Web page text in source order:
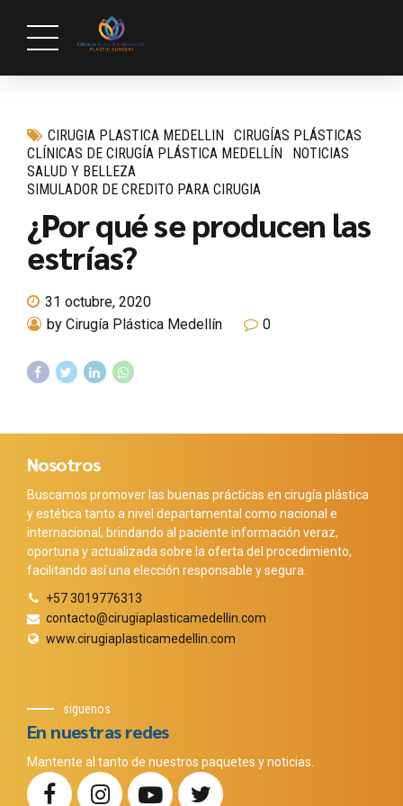
CIRUGIA PLASTICA MEDELLIN
CIRUGÍAS PLÁSTICAS
CLÍNICAS DE CIRUGÍA PLÁSTICA MEDELLÍN
NOTICIAS
SALUD Y BELLEZA
SIMULADOR DE CREDITO PARA CIRUGIA
¿Por qué se producen las
estrías?
31 octubre, 2020
by Cirugía Plástica Medellín
0
Nosotros
Buscamos promover las buenas prácticas en cirugía plástica
y estética tanto a nivel departamental como nacional e
internacional, brindando al paciente información veraz,
oportuna y actualizada sobre la oferta del procedimiento,
facilitando así una elección responsable y segura.
+57 3019776313
contacto@cirugiaplasticamedellin.com
www.cirugiaplasticamedellin.com
siguenos
En nuestras redes
Mantente al tanto de nuestros paquetes y noticias.